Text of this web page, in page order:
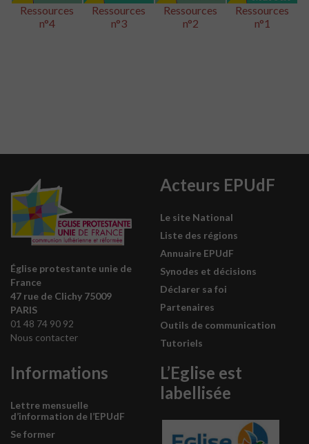
Ressources
n°4
Ressources
n°3
Ressources
n°2
Ressources
n°1
Église protestante unie de
France
47 rue de Clichy 75009
PARIS
01 48 74 90 92
Nous contacter
Acteurs EPUdF
Le site National
Liste des régions
Annuaire EPUdF
Synodes et décisions
Déclarer sa foi
Partenaires
Outils de communication
Tutoriels
Informations
Lettre mensuelle
d’information de l’EPUdF
Se former
L’Eglise est
labellisée